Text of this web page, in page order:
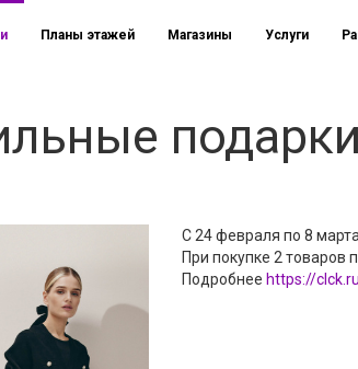
Планы этажей Магазины Услуги
С 24 февраля по 8
При покупке 2 товаров
Подробнее https://